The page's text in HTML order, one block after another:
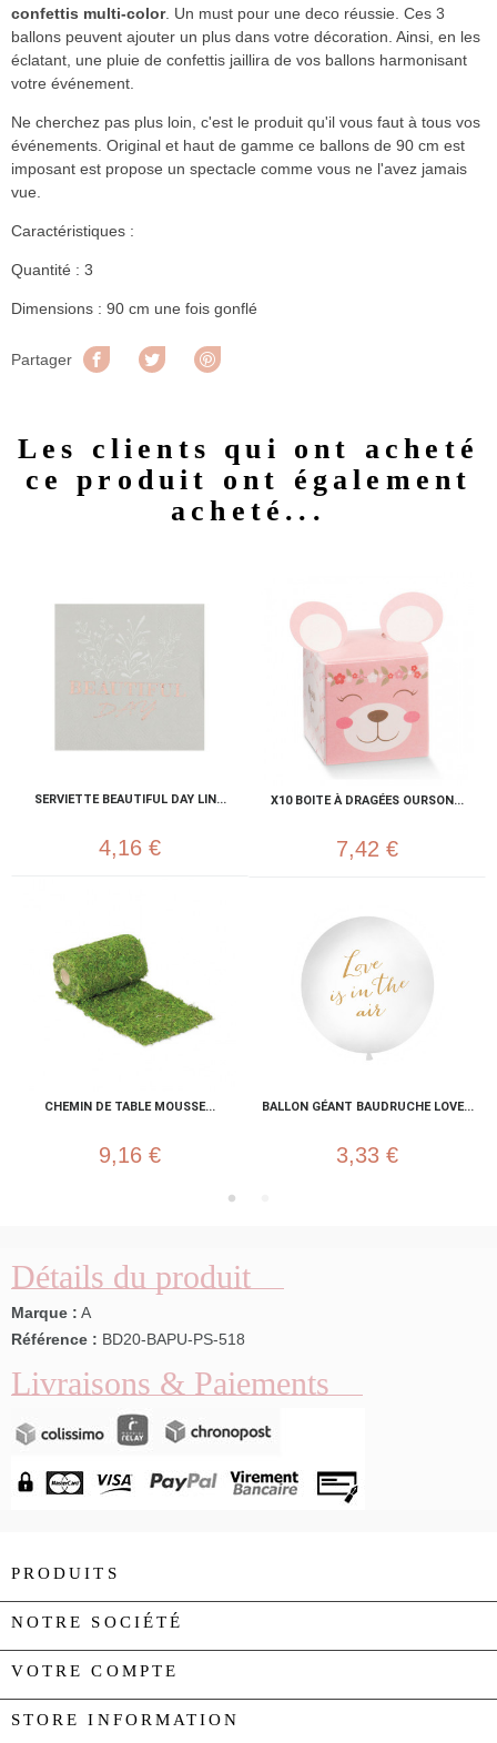
confettis multi-color. Un must pour une deco réussie. Ces 3
ballons peuvent ajouter un plus dans votre décoration. Ainsi, en les
éclatant, une pluie de confettis jaillira de vos ballons harmonisant
votre événement.
Ne cherchez pas plus loin, c'est le produit qu'il vous faut à tous vos
événements. Original et haut de gamme ce ballons de 90 cm est
imposant est propose un spectacle comme vous ne l'avez jamais
vue.
Caractéristiques :
Quantité : 3
Dimensions : 90 cm une fois gonflé
Partager Partager Tweet
Les clients qui ont acheté
ce produit ont également
acheté...
SERVIETTE BEAUTIFUL DAY LIN...
4,16 €
X10 BOITE À DRAGÉES OURSON...
7,42 €
CHEMIN DE TABLE MOUSSE...
9,16 €
BALLON GÉANT BAUDRUCHE LOVE...
3,33 €
Détails du produit
Marque : A
Référence : BD20-BAPU-PS-518
Livraisons & Paiements
PRODUITS
NOTRE SOCIÉTÉ
VOTRE COMPTE
STORE INFORMATION